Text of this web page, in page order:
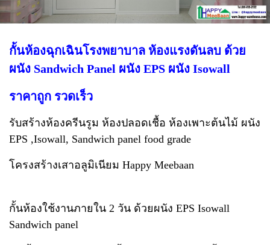
กั้นห้องฉุกเฉินโรงพยาบาล ห้องแรงดันลบ ด้วย
ผนัง Sandwich Panel ผนัง EPS ผนัง Isowall
ราคาถูก รวดเร็ว
รับสร้างห้องครีนรูม ห้องปลอดเชื้อ ห้องเพาะต้นไม้ ผนัง
EPS ,Isowall, Sandwich panel food grade
โครงสร้างเสาอลูมิเนียม Happy Meebaan
กั้นห้องใช้งานภายใน 2 วัน ด้วยผนัง EPS Isowall
Sandwich panel